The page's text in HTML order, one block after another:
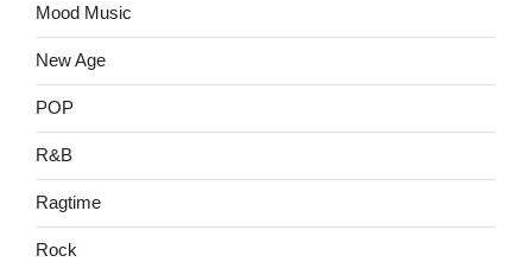
Mood Music
New Age
POP
R&B
Ragtime
Rock